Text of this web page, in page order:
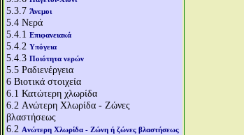
5.3.7 Άνεμοι
5.4 Νερά
5.4.1 Επιφανειακά
5.4.2 Υπόγεια
5.4.3 Ποιότητα νερών
5.5 Ραδιενέργεια
6 Βιοτικά στοιχεία
6.1 Κατώτερη χλωρίδα
6.2 Aνώτερη Χλωρίδα - Ζώνες
βλαστήσεως
6.2 Aνώτερη Χλωρίδα - Ζώνη ή ζώνες βλαστήσεως